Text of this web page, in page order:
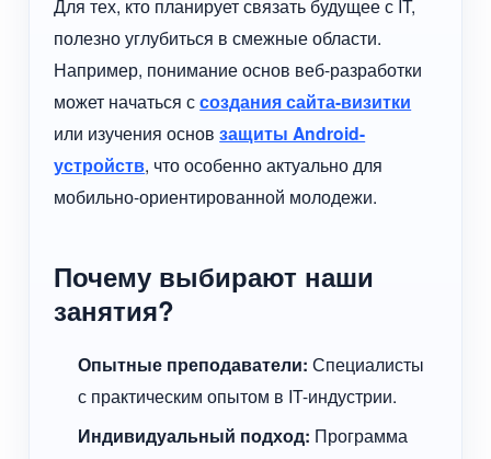
Для тех, кто планирует связать будущее с IT,
полезно углубиться в смежные области.
Например, понимание основ веб-разработки
может начаться ссоздания сайта-визитки
или изучения основзащиты Android-
устройств, что особенно актуально для
мобильно-ориентированной молодежи.
Почему выбирают наши
занятия?
Опытные преподаватели: Специалисты
с практическим опытом в IT-индустрии.
Индивидуальный подход: Программа